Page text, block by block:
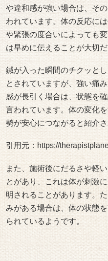
や違和感が強い場合は、そ
われています。体の反応に
や緊張の度合いによっても
は早めに伝えることが大切
鍼が入った瞬間のチクッと
とされていますが、強い痛
感が長引く場合は、状態を
言われています。体の変化
勢が安心につながると紹介さ
引用元： https://
また、施術後にだるさや軽
とがあり、これは体が刺激
明されることがあります。
みがある場合は、体の状態
られているようです。